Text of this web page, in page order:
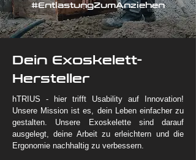
#EntlastungZumAnziehen
Dein Exoskelett-
Hersteller
hTRIUS - hier trifft Usability auf Innovation!
Unsere Mission ist es, dein Leben einfacher zu
gestalten. Unsere Exoskelette sind darauf
ausgelegt, deine Arbeit zu erleichtern und die
Ergonomie nachhaltig zu verbessern.